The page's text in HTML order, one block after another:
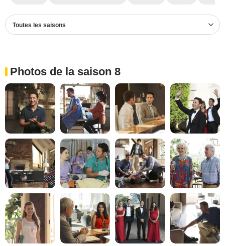
Toutes les saisons
Photos de la saison 8